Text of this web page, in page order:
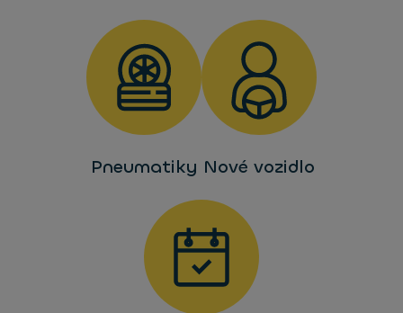
Pneumatiky Nové vozidlo